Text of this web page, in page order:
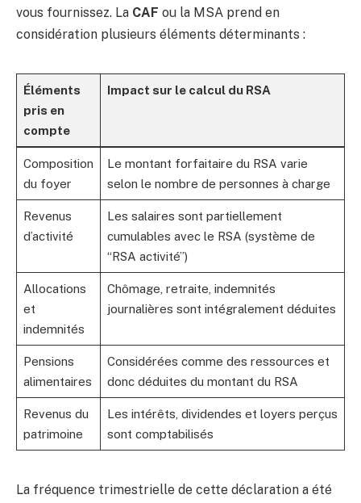
vous fournissez. La CAF ou la MSA prend en
considération plusieurs éléments déterminants :
Éléments
pris en
compte
Impact sur le calcul du RSA
Composition
du foyer
Le montant forfaitaire du RSA varie
selon le nombre de personnes à charge
Revenus
d’activité
Les salaires sont partiellement
cumulables avec le RSA (système de
“RSA activité”)
Allocations
et
indemnités
Chômage, retraite, indemnités
journalières sont intégralement déduites
Pensions
alimentaires
Considérées comme des ressources et
donc déduites du montant du RSA
Revenus du
patrimoine
Les intérêts, dividendes et loyers perçus
sont comptabilisés
La fréquence trimestrielle de cette déclaration a été